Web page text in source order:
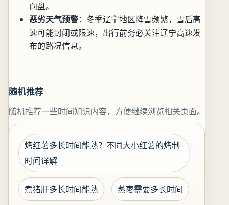
向盘。
恶劣天气预警：冬季辽宁地区降雪频繁，雪后高
速可能封闭或限速，出行前务必关注辽宁高速发
布的路况信息。
随机推荐
随机推荐一些时间知识内容，方便继续浏览相关页面。
烤红薯多长时间能熟？不同大小红薯的烤制
时间详解
煮猪肝多长时间能熟 蒸枣需要多长时间